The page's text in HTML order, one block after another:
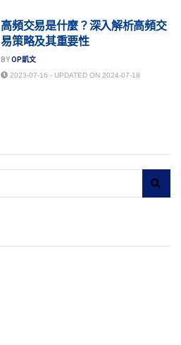
高頻交易是什麼？深入解析高頻交
易策略及其重要性
BYOP凱文
2023-07-16 - UPDATED ON 2024-07-18